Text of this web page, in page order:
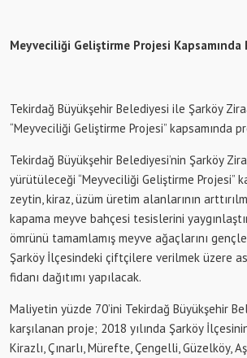
Meyveciliği Geliştirme Projesi
Tekirdağ Büyükşehir Belediyesi ile Şarköy
“Meyveciliği Geliştirme Projesi” kapsamında
Tekirdağ Büyükşehir Belediyesi’nin Şarköy
yürütüleceği “Meyveciliği Geliştirme Projesi”
zeytin, kiraz, üzüm üretim alanlarının
kapama meyve bahçesi tesislerini
ömrünü tamamlamış meyve ağaçlarını
Şarköy İlçesindeki çiftçilere verilmek üzere
fidanı dağıtımı yapılacak.
Maliyetin yüzde 70’ini Tekirdağ Büyükşehir
karşılanan proje; 2018 yılında Şarköy
Kirazlı, Çınarlı, Mürefte, Çengelli, Güzelköy,